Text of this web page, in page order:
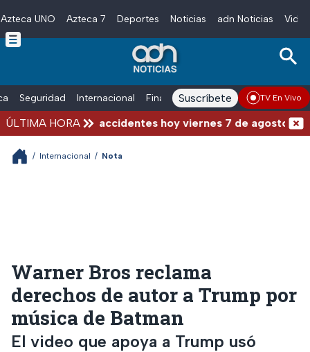
Skip to main content
Azteca UNO Azteca 7 Deportes Noticias adn Noticias
Seguridad Internacional Finanzas adn Noticias Radio
Suscríbete TV En Vivo
ÚLTIMA HORA
y fuertes accidentes hoy viernes 7 de agosto
/ Internacional / Nota
Warner Bros reclama
derechos de autor a Trump por
música de Batman
El video que apoya a Trump usó